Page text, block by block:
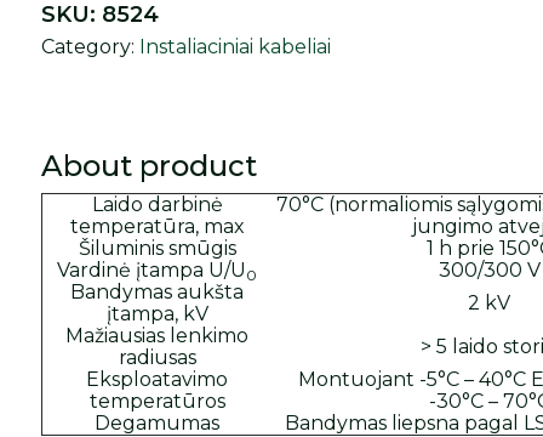
SKU: 8524
Category: Instaliaciniai kabeliai
About product
Laido darbinė
temperatūra, max
70°C (normaliomis
jungimo
Šiluminis smūgis
1 h prie
Vardinė įtampa U/U 0
300/300 V
Bandymas aukšta
įtampa, kV
2 kV
Mažiausias lenkimo
radiusas
> 5 laido
Eksploatavimo
temperatūros
Montuojant -5°C – 40°C
-30°C –
Degamumas
Bandymas liepsna pagal